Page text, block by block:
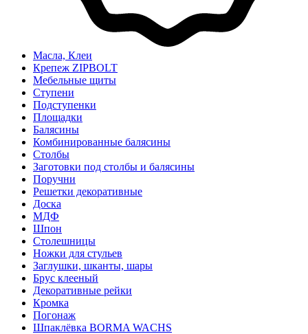
Масла, Клеи
Крепеж ZIPBOLT
Мебельные щиты
Ступени
Подступенки
Площадки
Балясины
Комбинированные балясины
Столбы
Заготовки под столбы и балясины
Поручни
Решетки декоративные
Доска
МДФ
Шпон
Столешницы
Ножки для стульев
Заглушки, шканты, шары
Брус клееный
Декоративные рейки
Кромка
Погонаж
Шпаклёвка BORMA WACHS